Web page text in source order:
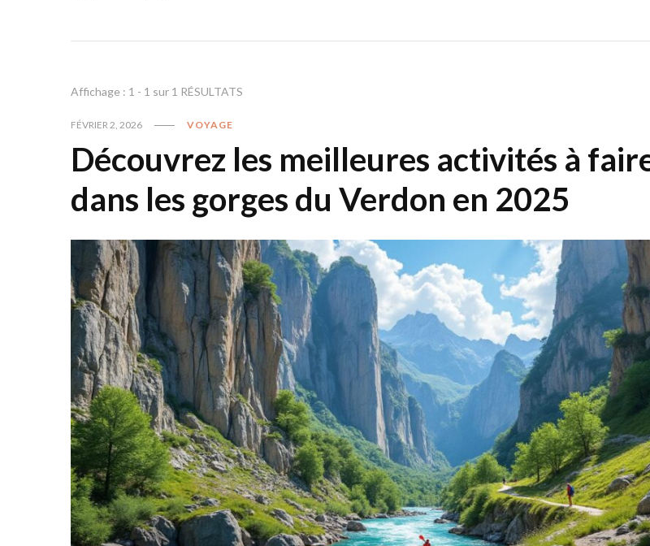
Affichage : 1 - 1 sur 1 RÉSULTATS
FÉVRIER 2, 2026 VOYAGE
Découvrez les meilleures activités à
dans les gorges du Verdon en 2025